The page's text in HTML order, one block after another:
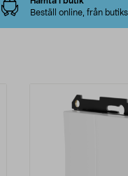
Beställ online, från